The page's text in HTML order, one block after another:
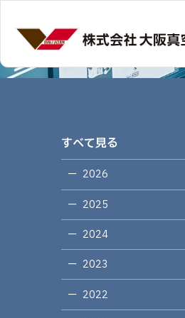
すべて見る
2026
2025
2024
2023
2022